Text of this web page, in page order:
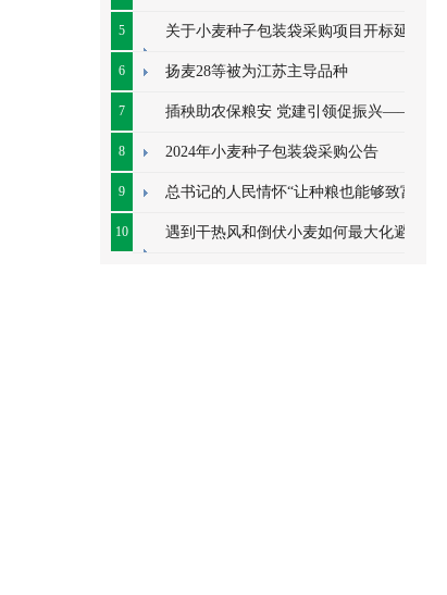
5 关于小麦种子包装袋采购项目开标延期
的公告
6 扬麦28等被为江苏主导品种
7 插秧助农保粮安 党建引领促振兴——七
里甸社区党总支、公司党支部联合开展插秧助
农耕
8 2024年小麦种子包装袋采购公告
9 总书记的人民情怀“让种粮也能够致富”
10 遇到干热风和倒伏小麦如何最大化避免